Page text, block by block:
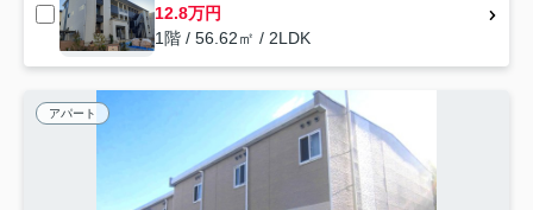
12.8万円
1階 / 56.62㎡ / 2LDK
アパート